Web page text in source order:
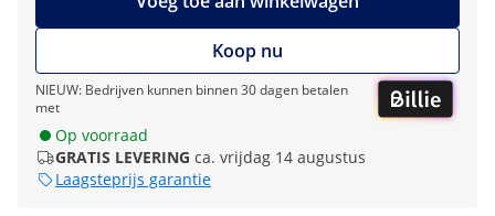
Koop nu
NIEUW: Bedrijven kunnen binnen 30 dagen betalen
met
Op voorraad
GRATIS LEVERING ca. vrijdag 14 augustus
Laagsteprijs garantie